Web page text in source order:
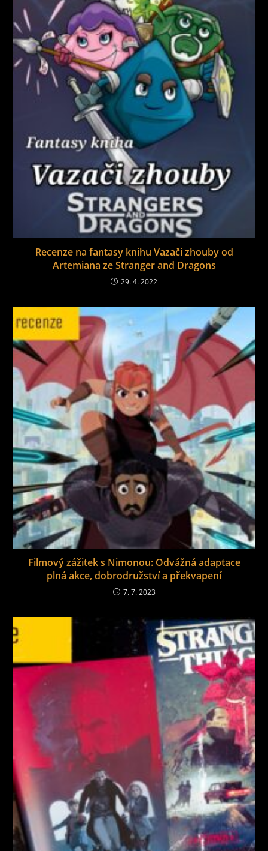
Recenze na fantasy knihu Vazači zhouby od
Artemiana ze Stranger and Dragons
29. 4. 2022
Filmový zážitek s Nimonou: Odvážná adaptace
plná akce, dobrodružství a překvapení
7. 7. 2023